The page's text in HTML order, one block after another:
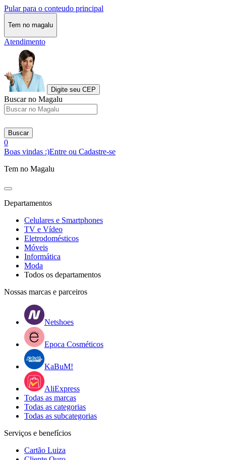
Pular para o conteudo principal
Tem no magalu
Atendimento
Digite seu CEP
Buscar no Magalu
Buscar
0
Boas vindas :)Entre ou Cadastre-se
Tem no Magalu
Departamentos
Celulares e Smartphones
TV e Vídeo
Eletrodomésticos
Móveis
Informática
Moda
Todos os departamentos
Nossas marcas e parceiros
Netshoes
Epoca Cosméticos
KaBuM!
AliExpress
Todas as marcas
Todas as categorias
Todas as subcategorias
Serviços e benefícios
Cartão Luiza